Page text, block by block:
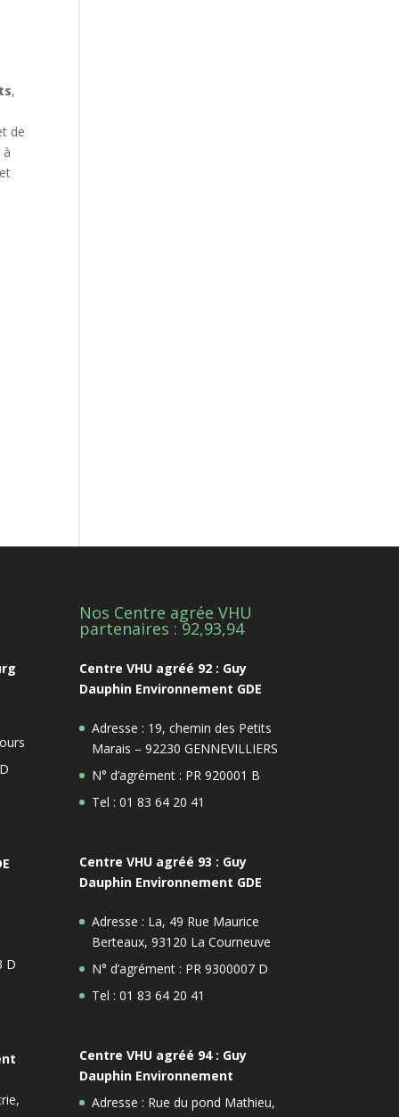
,
de
à
et
D
Nos Centre agrée VHU
partenaires : 92,93,94
Centre VHU agréé 92 : Guy
Dauphin Environnement GDE
Adresse : 19, chemin des Petits
Marais – 92230 GENNEVILLIERS
N° d’agrément : PR 920001 B
Tel : 01 83 64 20 41
Centre VHU agréé 93 : Guy
Dauphin Environnement GDE
Adresse : La, 49 Rue Maurice
Berteaux, 93120 La Courneuve
N° d’agrément : PR 9300007 D
Tel : 01 83 64 20 41
Centre VHU agréé 94 : Guy
Dauphin Environnement
Adresse : Rue du pond Mathieu,